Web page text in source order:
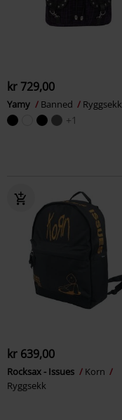
kr 729,00
Yamy Banned Ryggsekk
+1
kr 639,00
Rocksax - Issues
Korn
Ryggsekk